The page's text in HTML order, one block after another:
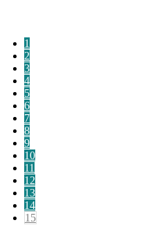
1
2
3
4
5
6
7
8
9
10
11
12
13
14
15